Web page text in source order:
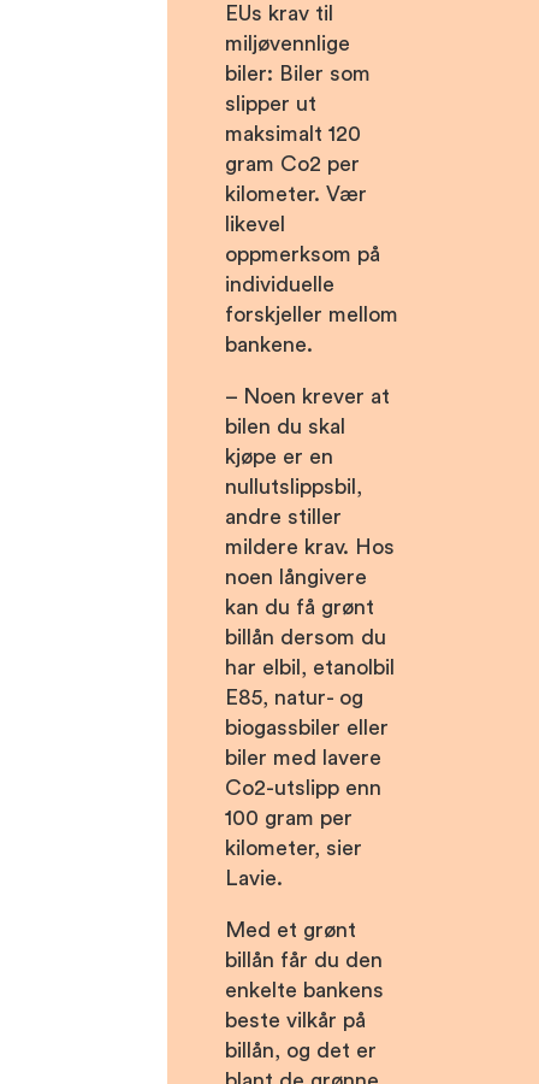
EUs krav til
miljøvennlige
biler: Biler som
slipper ut
maksimalt 120
gram Co2 per
kilometer. Vær
likevel
oppmerksom på
individuelle
forskjeller mellom
bankene.
– Noen krever at
bilen du skal
kjøpe er en
nullutslippsbil,
andre stiller
mildere krav. Hos
noen långivere
kan du få grønt
billån dersom du
har elbil, etanolbil
E85, natur- og
biogassbiler eller
biler med lavere
Co2-utslipp enn
100 gram per
kilometer, sier
Lavie.
Med et grønt
billån får du den
enkelte bankens
beste vilkår på
billån, og det er